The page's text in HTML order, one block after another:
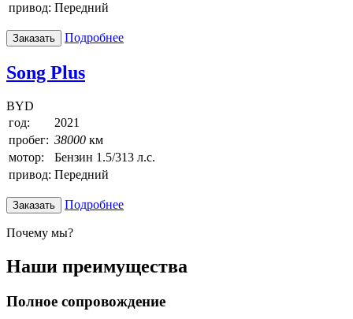
привод: Передний
Заказать Подробнее
Song Plus
BYD
год:
2021
пробег: 38000 км
мотор:
Бензин 1.5/313 л.с.
привод: Передний
Заказать Подробнее
Почему мы?
Наши преимущества
Полное сопровождение